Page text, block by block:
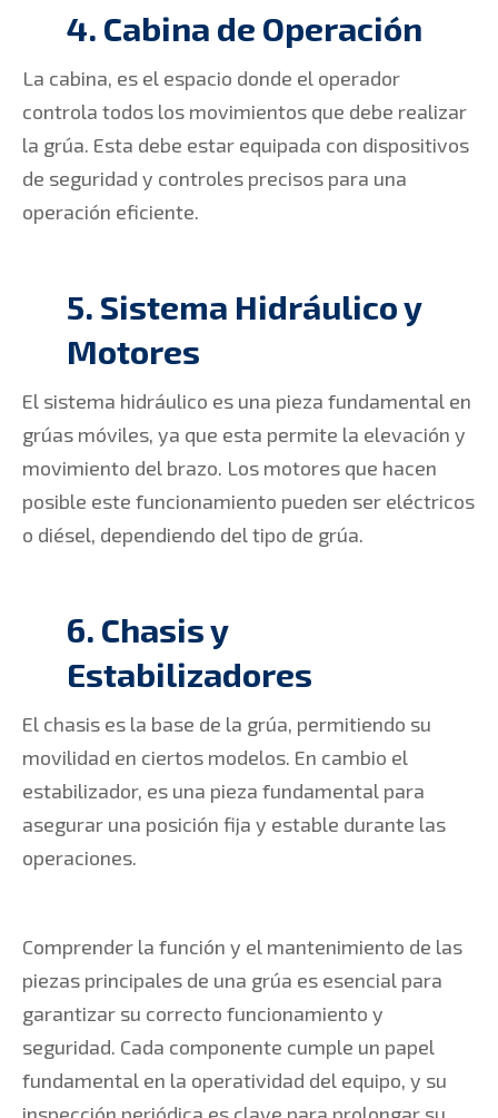
4. Cabina de Operación
La cabina, es el espacio donde el operador
controla todos los movimientos que debe realizar
la grúa. Esta debe estar equipada con dispositivos
de seguridad y controles precisos para una
operación eficiente.
5. Sistema Hidráulico y
Motores
El sistema hidráulico es una pieza fundamental en
grúas móviles, ya que esta permite la elevación y
movimiento del brazo. Los motores que hacen
posible este funcionamiento pueden ser eléctricos
o diésel, dependiendo del tipo de grúa.
6. Chasis y
Estabilizadores
El chasis es la base de la grúa, permitiendo su
movilidad en ciertos modelos. En cambio el
estabilizador, es una pieza fundamental para
asegurar una posición fija y estable durante las
operaciones.
Comprender la función y el mantenimiento de las
piezas principales de una grúa es esencial para
garantizar su correcto funcionamiento y
seguridad. Cada componente cumple un papel
fundamental en la operatividad del equipo, y su